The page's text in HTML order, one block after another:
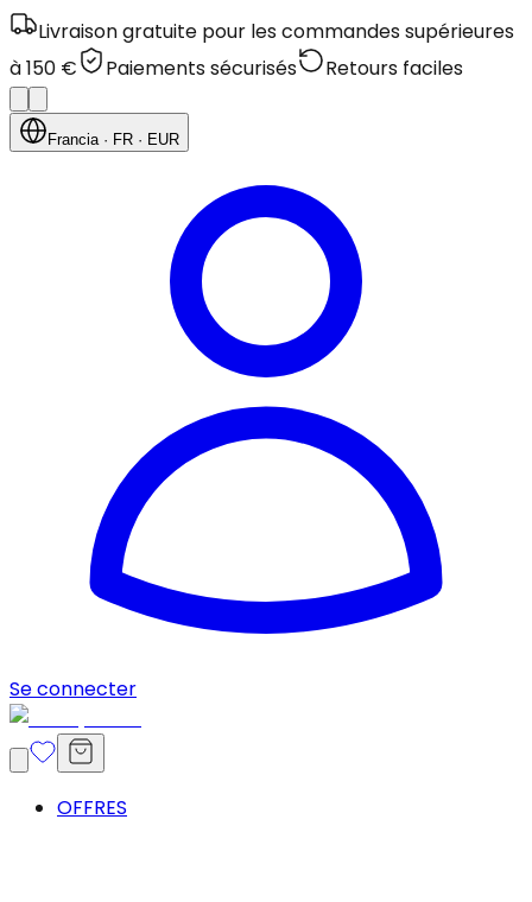
Livraison gratuite pour les commandes supérieures
à 150 €
Paiements sécurisés Retours faciles
Francia· FR · EUR
Se connecter
OFFRES